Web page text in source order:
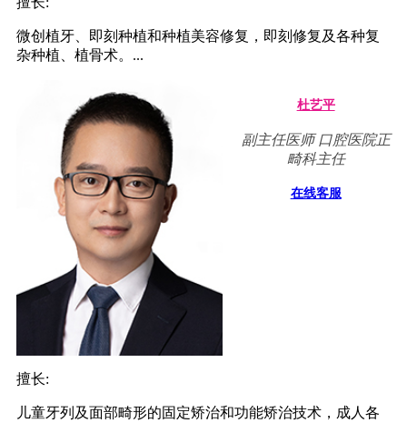
微创植牙、即刻种植和种植美容修复，即刻修复及各种复
杂种植、植骨术。...
杜艺平
副主任医师 口腔医院正
畸科主任
在线客服
擅长:
儿童牙列及面部畸形的固定矫治和功能矫治技术，成人各